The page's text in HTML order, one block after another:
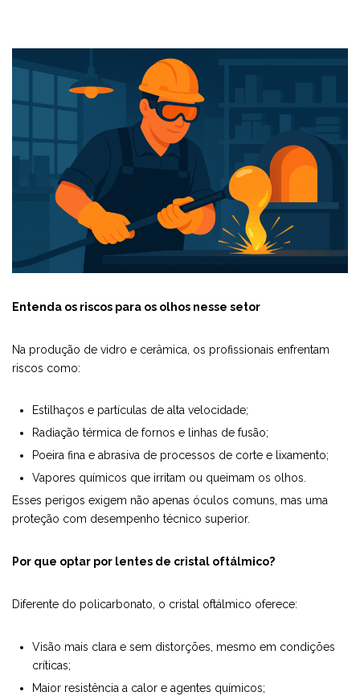
Entenda os riscos para os olhos nesse setor
Na produção de vidro e cerâmica, os profissionais enfrentam
riscos como:
Estilhaços e partículas de alta velocidade;
Radiação térmica de fornos e linhas de fusão;
Poeira fina e abrasiva de processos de corte e lixamento;
Vapores químicos que irritam ou queimam os olhos.
Esses perigos exigem não apenas óculos comuns, mas uma
proteção com desempenho técnico superior.
Por que optar por lentes de cristal oftálmico?
Diferente do policarbonato, o cristal oftálmico oferece:
Visão mais clara e sem distorções, mesmo em condições
críticas;
Maior resistência a calor e agentes químicos;